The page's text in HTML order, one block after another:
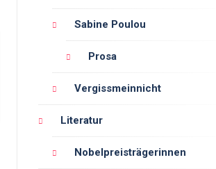
Sabine Poulou
Prosa
Vergissmeinnicht
Literatur
Nobelpreisträgerinnen